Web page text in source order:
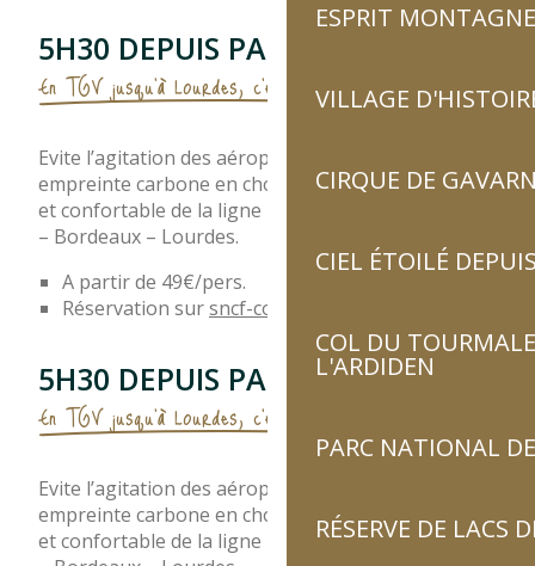
ESPRIT MONTAGNE
VILLAGE
CIRQUE DE
CIEL ÉTOILÉ
COL DU
L'ARDIDEN
PARC NATIONAL
RÉSERVE DE LACS
EN VOITURE
EN AVION
A PIED
5H30 DEPUIS PARIS
En TGV jusqu'à Lourdes, c'est désormais possible
Evite l’agitation des aéroports et limite ton
empreinte carbone en choisissant la solution facile
et confortable de la ligne TGV Paris Montparnasse
– Bordeaux – Lourdes.
A partir de 49€/pers.
Réservation sursncf-connect.com
5H30 DEPUIS PARIS
En TGV jusqu'à Lourdes, c'est désormais possible
Evite l’agitation des aéroports et limite ton
empreinte carbone en choisissant la solution facile
et confortable de la ligne TGV Paris Montparnasse